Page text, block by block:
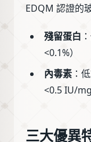
EDQM 認證的
殘留蛋白
<0.1%）
內毒素 ：
<0.5 IU/mg
三大優異